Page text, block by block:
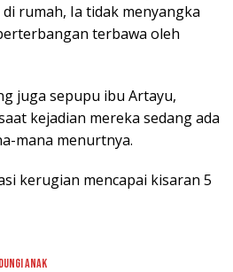
rumah, Ia tidak menyangka
terbawa oleh
juga sepupu ibu Artayu,
kejadian mereka sedang ada
mana menurtnya.
kerugian mencapai kisaran 5
Anak